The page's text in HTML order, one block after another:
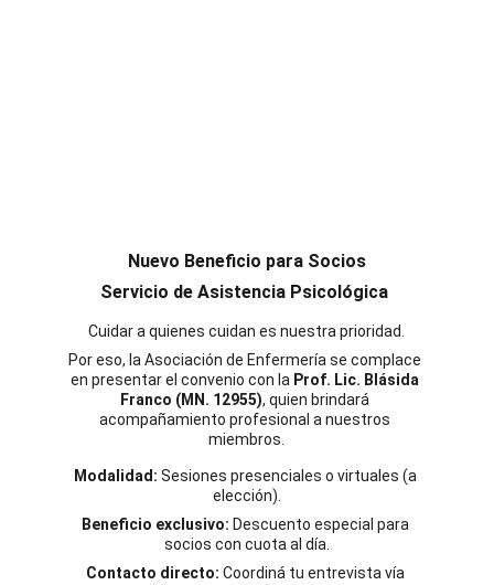
Nuevo Beneficio para Socios
Servicio de Asistencia Psicológica
Cuidar a quienes cuidan es nuestra prioridad.
Por eso, la Asociación de Enfermería se complace
en presentar el convenio con la Prof. Lic. Blásida
Franco (MN. 12955), quien brindará
acompañamiento profesional a nuestros
miembros.
Modalidad: Sesiones presenciales o virtuales (a
elección).
Beneficio exclusivo: Descuento especial para
socios con cuota al día.
Contacto directo: Coordiná tu entrevista vía